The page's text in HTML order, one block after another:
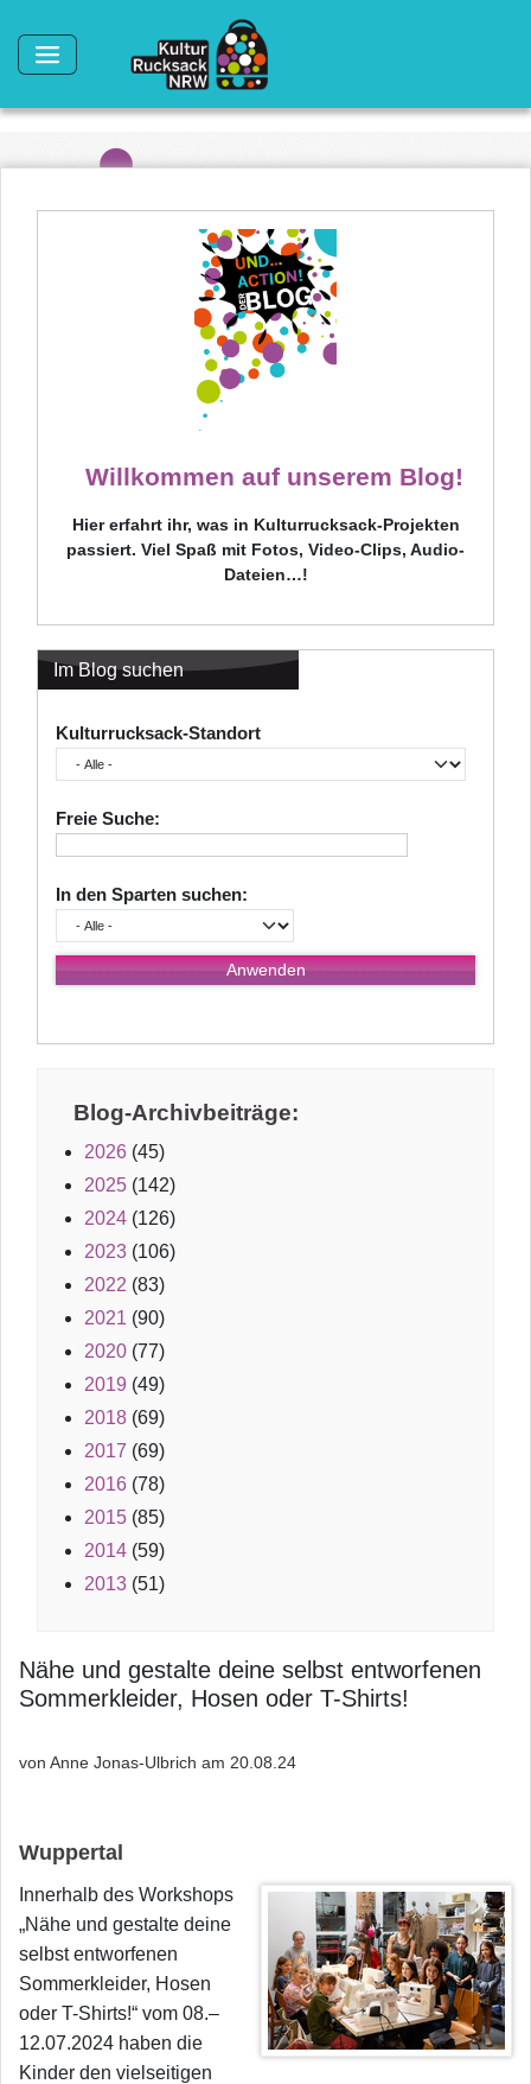
Willkommen auf unserem Blog!
Hier erfahrt ihr, was in Kulturrucksack-Projekten
passiert. Viel Spaß mit Fotos, Video-Clips, Audio-
Dateien…!
Im Blog suchen
Kulturrucksack-Standort
Freie Suche:
In den Sparten suchen:
Blog-Archivbeiträge:
2026 (45)
2025 (142)
2024 (126)
2023 (106)
2022 (83)
2021 (90)
2020 (77)
2019 (49)
2018 (69)
2017 (69)
2016 (78)
2015 (85)
2014 (59)
2013 (51)
Nähe und gestalte deine selbst entworfenen
Sommerkleider, Hosen oder T-Shirts!
von Anne Jonas-Ulbrich am 20.08.24
Wuppertal
Innerhalb des Workshops
„Nähe und gestalte deine
selbst entworfenen
Sommerkleider, Hosen
oder T-Shirts!“ vom 08.–
12.07.2024 haben die
Kinder den vielseitigen